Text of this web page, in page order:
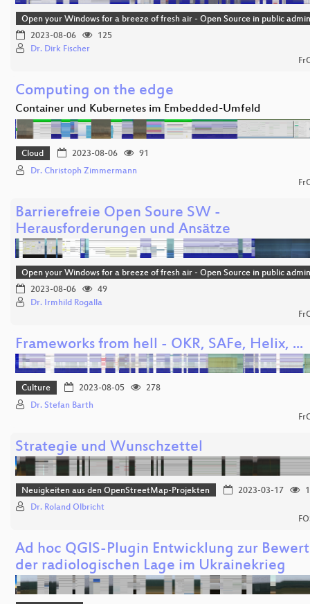
Open your Windows for a breeze of fresh air - Open Source in public
2023-08-06
125
Dr. Dirk Fischer
Computing on the edge
Container und Kubernetes im Embedded-Umfeld
Cloud 2023-08-06
91
Dr. Christoph Zimmermann
Barrierefreie Open Soure SW -
Herausforderungen und Ansätze
Open your Windows for a breeze of fresh air - Open Source in public
2023-08-06
49
Dr. Irmhild Rogalla
Frameworks from hell - OKR, SAFe, Helix, ...
Culture 2023-08-05
278
Dr. Stefan Barth
Strategie und Wunschzettel
Neuigkeiten aus den OpenStreetMap-Projekten 2023-03-17
Dr. Roland Olbricht
Ad hoc QGIS-Plugin Entwicklung zur
der radiologischen Lage im Ukrainekrieg